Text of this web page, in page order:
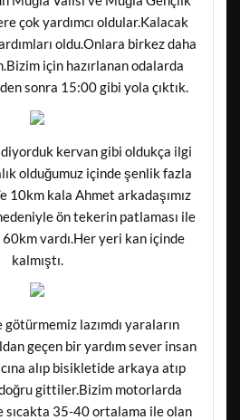
çok yardımcı oldular.Kalacak
oldu.Onlara birkez daha
için hazırlanan odalarda
sonra 15:00 gibi yola çıktık.
kervan gibi oldukça ilgi
olduğumuz içinde şenlik fazla
10km kala Ahmet arkadaşımız
ön tekerin patlaması ile
60km vardı.Her yeri kan içinde
kalmıştı.
lazımdı yaraların
geçen bir yardım sever insan
alıp bisikletide arkaya atıp
gittiler.Bizim motorlarda
sıcakta 35-40 ortalama ile olan